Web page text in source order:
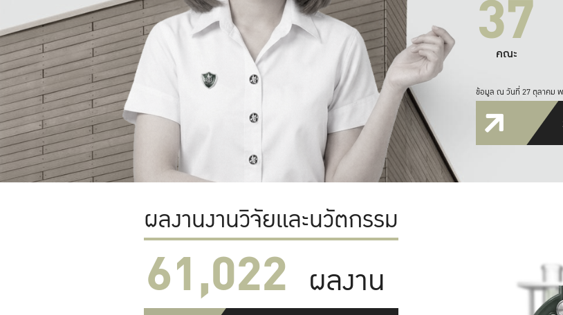
37
คณะ
ข้อมูล ณ วันที่ 27 ตุลาคม
ผลงานงานวิจัยและนวัตกรรม
61,022 ผลงาน